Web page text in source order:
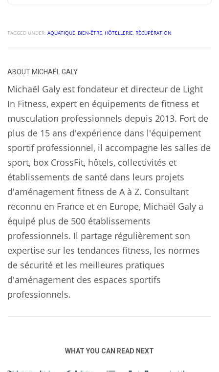
TAGGED UNDER: AQUATIQUE, BIEN-ÊTRE, HÔTELLERIE, RÉCUPÉRATION
ABOUT MICHAËL GALY
Michaël Galy est fondateur et directeur de Light
In Fitness, expert en équipements de fitness et
musculation professionnels depuis 2013. Fort de
plus de 15 ans d'expérience dans l'équipement
sportif professionnel, il accompagne les salles de
sport, box CrossFit, hôtels, collectivités et
établissements de santé dans leurs projets
d'aménagement fitness de A à Z. Consultant
reconnu en France et en Europe, Michaël Galy a
équipé plus de 500 établissements
professionnels. Il partage régulièrement son
expertise sur les tendances fitness, les normes
de sécurité et les meilleures pratiques
d'aménagement des espaces sportifs
professionnels.
WHAT YOU CAN READ NEXT